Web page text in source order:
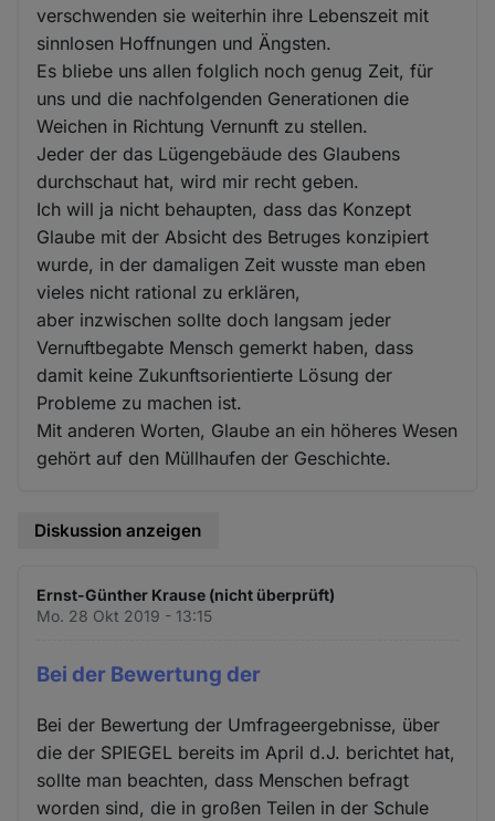
verschwenden sie weiterhin ihre Lebenszeit mit
sinnlosen Hoffnungen und Ängsten.
Es bliebe uns allen folglich noch genug Zeit, für
uns und die nachfolgenden Generationen die
Weichen in Richtung Vernunft zu stellen.
Jeder der das Lügengebäude des Glaubens
durchschaut hat, wird mir recht geben.
Ich will ja nicht behaupten, dass das Konzept
Glaube mit der Absicht des Betruges konzipiert
wurde, in der damaligen Zeit wusste man eben
vieles nicht rational zu erklären,
aber inzwischen sollte doch langsam jeder
Vernuftbegabte Mensch gemerkt haben, dass
damit keine Zukunftsorientierte Lösung der
Probleme zu machen ist.
Mit anderen Worten, Glaube an ein höheres Wesen
gehört auf den Müllhaufen der Geschichte.
Diskussion anzeigen
Ernst-Günther Krause (nicht überprüft)
Mo. 28 Okt 2019 - 13:15
Bei der Bewertung der
Bei der Bewertung der Umfrageergebnisse, über
die der SPIEGEL bereits im April d.J. berichtet hat,
sollte man beachten, dass Menschen befragt
worden sind, die in großen Teilen in der Schule